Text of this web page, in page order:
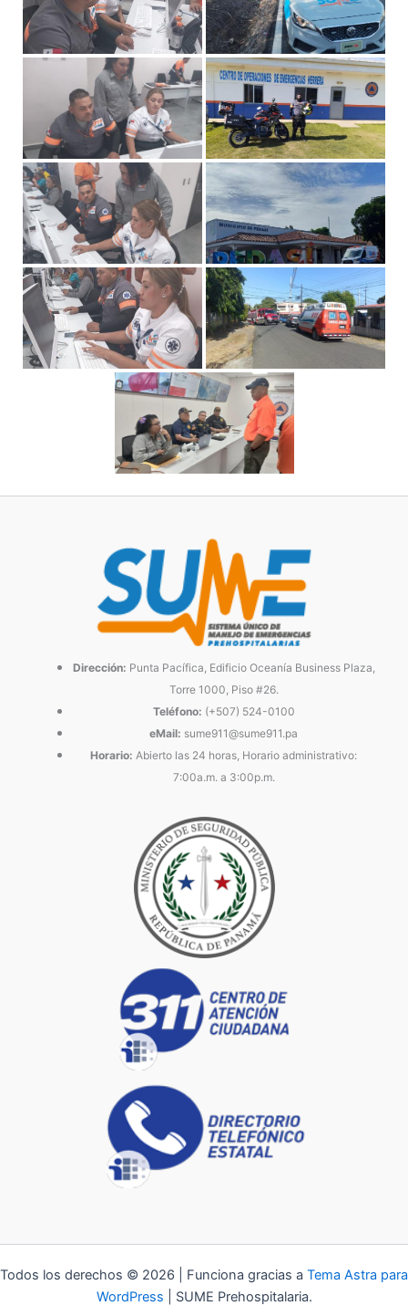
Dirección: Punta Pacífica, Edificio Oceanía Business Plaza,
Torre 1000, Piso #26.
Teléfono: (+507) 524-0100
eMail: sume911@sume911.pa
Horario: Abierto las 24 horas, Horario administrativo:
7:00a.m. a 3:00p.m.
Todos los derechos © 2026 | Funciona gracias a Tema Astra para
WordPress | SUME Prehospitalaria.